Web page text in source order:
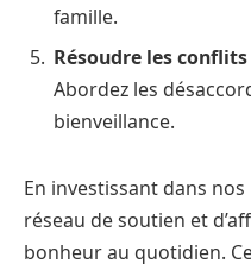
famille.
Résoudre les
Abordez les
bienveillance.
En investissant dans
réseau de soutien et
bonheur au quotidien.